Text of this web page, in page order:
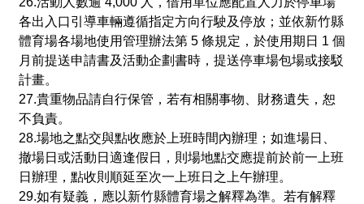
各出入口引導車輛遵循指定方向行駛及停放；並依新竹縣
體育場各場地使用管理辦法第 5 條規定，於使用期日 1 個
月前提送申請書及活動企劃書時，提送停車場包場或接駁
計畫。
27.貴重物品請自行保管，若有相關事物、財務遺失，恕
不負責。
28.場地之點交與點收應於上班時間內辦理；如進場日、
撤場日或活動日適逢假日，則場地點交應提前於前一上班
日辦理，點收則順延至次一上班日之上午辦理。
29.如有疑義，應以新竹縣體育場之解釋為準。若有解釋